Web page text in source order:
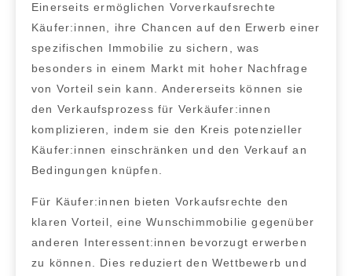
Einerseits ermöglichen Vorverkaufsrechte
Käufer:innen, ihre Chancen auf den Erwerb einer
spezifischen Immobilie zu sichern, was
besonders in einem Markt mit hoher Nachfrage
von Vorteil sein kann. Andererseits können sie
den Verkaufsprozess für Verkäufer:innen
komplizieren, indem sie den Kreis potenzieller
Käufer:innen einschränken und den Verkauf an
Bedingungen knüpfen.
Für Käufer:innen bieten Vorkaufsrechte den
klaren Vorteil, eine Wunschimmobilie gegenüber
anderen Interessent:innen bevorzugt erwerben
zu können. Dies reduziert den Wettbewerb und